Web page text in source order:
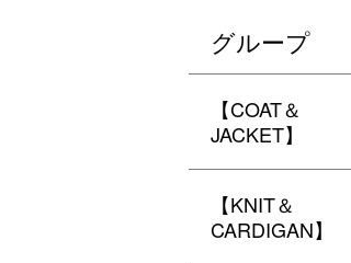
グループ
【COAT＆
JACKET】
【KNIT＆
CARDIGAN】